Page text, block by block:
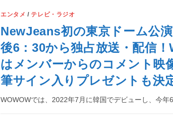
エンタメ / テレビ・ラジオ
NewJeans初の東京ドーム公
後6：30から独占放送・配信
はメンバーからのコメント映
筆サイン入りプレゼントも決
WOWOWでは、2022年7月に韓国でデビューし、今年